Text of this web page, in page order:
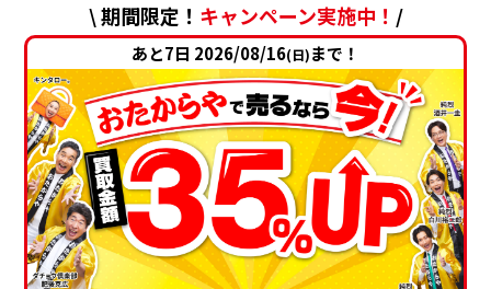
\ 期間限定！ キャンペーン実施中！ /
あと7日 2026/08/16(日)まで！